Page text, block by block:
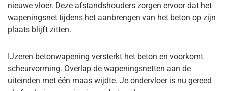
nieuwe vloer. Deze afstandshouders zorgen ervoor dat het
wapeningsnet tijdens het aanbrengen van het beton op zijn
plaats blijft zitten.
IJzeren betonwapening versterkt het beton en voorkomt
scheurvorming. Overlap de wapeningsnetten aan de
uiteinden met één maas wijdte. Je ondervloer is nu gereed